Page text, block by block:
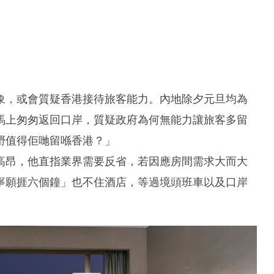
或會質疑香港接待旅客能力。內地除夕元旦均為
匆匆返回口岸，質疑政府為何無能力讓旅客多留
得佢哋留喺香港？」
，他直指業界需要反省，若因應房間需求大而大
捱六個鐘」也不住酒店，等過境頭班車以及口岸